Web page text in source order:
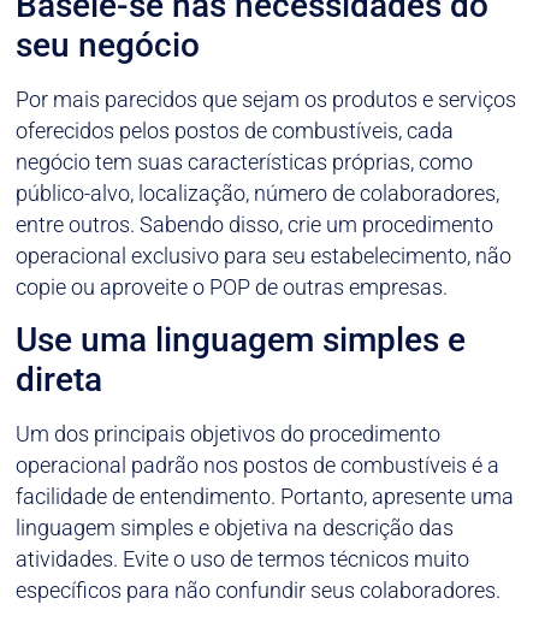
seu negócio
Por mais parecidos que sejam os produtos e serviços
oferecidos pelos postos de combustíveis, cada
negócio tem suas características próprias, como
público-alvo, localização, número de colaboradores,
entre outros. Sabendo disso, crie um procedimento
operacional exclusivo para seu estabelecimento, não
copie ou aproveite o POP de outras empresas.
Use uma linguagem simples e
direta
Um dos principais objetivos do procedimento
operacional padrão nos postos de combustíveis é a
facilidade de entendimento. Portanto, apresente uma
linguagem simples e objetiva na descrição das
atividades. Evite o uso de termos técnicos muito
específicos para não confundir seus colaboradores.